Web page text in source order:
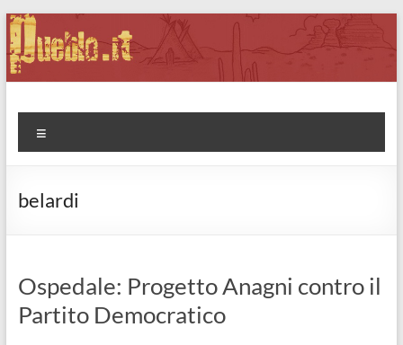
Salta
al
contenuto
Pueblo.it
Fabio Forte, ovvero: il richiamo della Foresta
belardi
Ospedale: Progetto Anagni contro il
Partito Democratico